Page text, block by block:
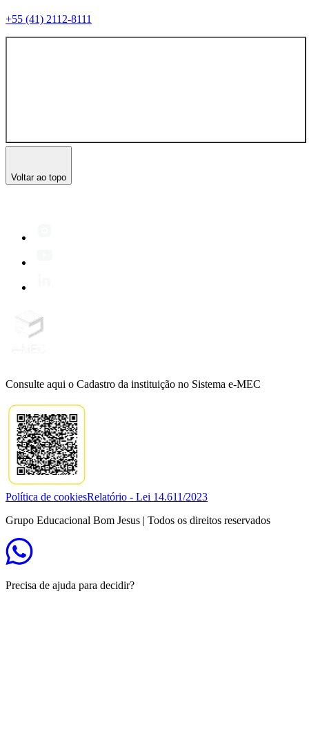
+55 (41) 2112-8111
Voltar ao topo
Consulte aqui o Cadastro da instituição no Sistema e-MEC
Política de cookiesRelatório - Lei 14.611/2023
Grupo Educacional Bom Jesus | Todos os direitos reservados
Precisa de ajuda para decidir?